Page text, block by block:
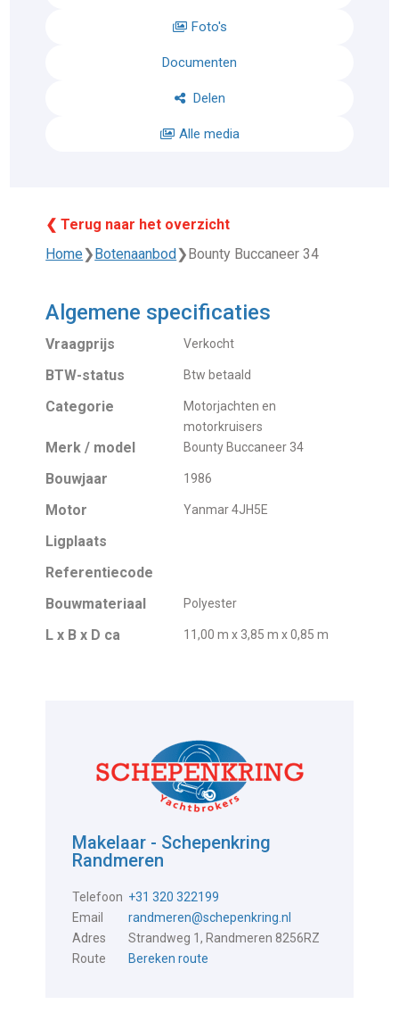
Foto's
Documenten
Delen
Alle media
❮ Terug naar het overzicht
Home❯Botenaanbod❯Bounty Buccaneer 34
Algemene specificaties
Vraagprijs Verkocht
BTW-status Btw betaald
Categorie
Motorjachten en
motorkruisers
Merk / model Bounty Buccaneer 34
Bouwjaar 1986
Motor Yanmar 4JH5E
Ligplaats
Referentiecode
Bouwmateriaal
Polyester
L x B x D ca 11,00 m x 3,85 m x 0,85 m
Makelaar - Schepenkring
Randmeren
Telefoon +31 320 322199
Email
randmeren@schepenkring.nl
Adres
Strandweg 1, Randmeren 8256RZ
Route
Bereken route